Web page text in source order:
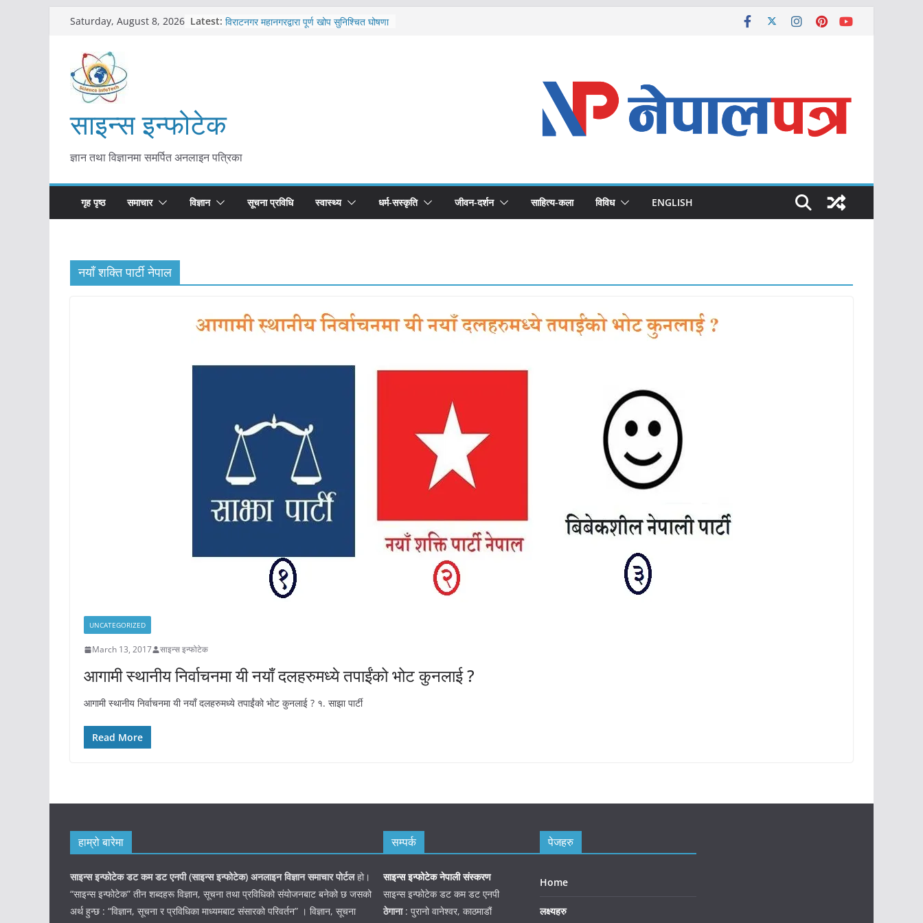
content
Saturday, August 8, 2026 Latest: कोरोना संक्रमण पुष्टिपछि दार्चुलाका सीमामा कडाइ
विराटनगर महानगरद्वारा पूर्ण खोप सुनिश्चित घोषणा
साइन्स इन्फोटेक
ज्ञान तथा विज्ञानमा समर्पित अनलाइन पत्रिका
गृह पृष्ठ समाचार विज्ञान सूचना प्रविधि स्वास्थ्य धर्म-सस्कृति जीवन-दर्शन साहित्य-कला विविध ENGLISH
नयाँ शक्ति पार्टी नेपाल
UNCATEGORIZED
March 13, 2017 साइन्स इन्फोटेक
आगामी स्थानीय निर्वाचनमा यी नयाँ दलहरुमध्ये तपाईंको भोट कुनलाई ?
आगामी स्थानीय निर्वाचनमा यी नयाँ दलहरुमध्ये तपाईंको भोट कुनलाई ? १. साझा पार्टी
Read More
हाम्रो बारेमा
साइन्स इन्फोटेक डट कम डट एनपी (साइन्सइन्फोटेक) अनलाइन विज्ञान समाचार पोर्टलहो।
“साइन्स इन्फोटेक” तीन शब्दहरू विज्ञान, सूचना तथा प्रविधिको संयोजनबाट बनेको छ जसको
अर्थ हुन्छ : “विज्ञान, सूचना र प्रविधिका माध्यमबाट संसारको परिवर्तन” । विज्ञान, सूचना
सम्पर्क
साइन्स इन्फोटेक नेपाली संस्करण
साइन्स इन्फोटेक डट कम डट एनपी
ठेगाना: पुरानो वानेश्वर, काठमाडौं
पेजहरु
Home
लक्ष्यहरु